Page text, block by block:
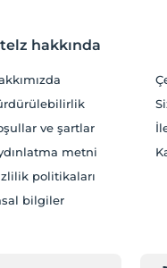
hakkında
ve şartlar
metni
politikaları
bilgiler